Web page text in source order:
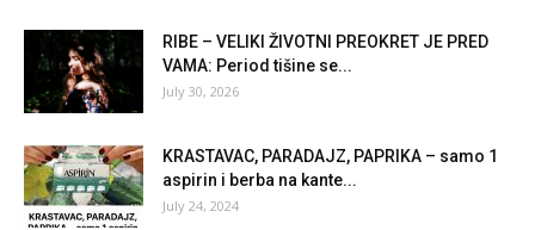
RIBE – VELIKI ŽIVOTNI PREOKRET JE PRED
VAMA: Period tišine se...
July 30, 2026
KRASTAVAC, PARADAJZ, PAPRIKA – samo 1
aspirin i berba na kante...
July 24, 2024